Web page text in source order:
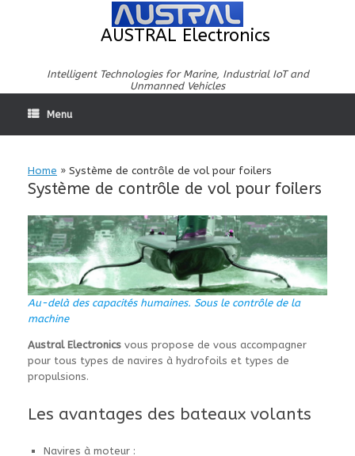
AUSTRAL Electronics
Intelligent Technologies for Marine, Industrial IoT and
Unmanned Vehicles
Menu
Home » Système de contrôle de vol pour foilers
Système de contrôle de vol pour foilers
Au-delà des capacités humaines. Sous le contrôle de la
machine
Austral Electronics vous propose de vous accompagner
pour tous types de navires à hydrofoils et types de
propulsions.
Les avantages des bateaux volants
Navires à moteur :